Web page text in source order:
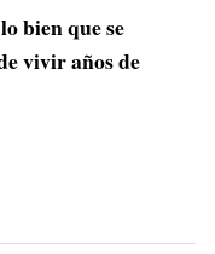
bien que se
vivir años de